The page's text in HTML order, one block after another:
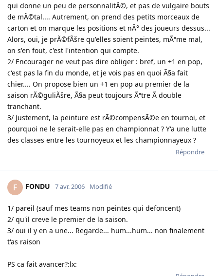
qui donne un peu de personnalitÃ©, et pas de vulgaire bouts
de mÃ©tal.... Autrement, on prend des petits morceaux de
carton et on marque les positions et nÂ° des joueurs dessus...
Alors, oui, je prÃ©fÃšre qu'elles soient peintes, mÃªme mal,
on s'en fout, c'est l'intention qui compte.
2/ Encourager ne veut pas dire obliger : bref, un +1 en pop,
c'est pas la fin du monde, et je vois pas en quoi Ã§a fait
chier.... On propose bien un +1 en pop au premier de la
saison rÃ©guliÃšre, Ã§a peut toujours Ãªtre Ã double
tranchant.
3/ Justement, la peinture est rÃ©compensÃ©e en tournoi, et
pourquoi ne le serait-elle pas en championnat ? Y'a une lutte
des classes entre les tournoyeux et les championnayeux ?
Répondre
F FONDU 7 avr. 2006 Modifié
1/ pareil (sauf mes teams non peintes qui defoncent)
2/ qu'il creve le premier de la saison.
3/ oui il y en a une... Regarde... hum...hum... non finalement
t'as raison
PS ca fait avancer?:lx: